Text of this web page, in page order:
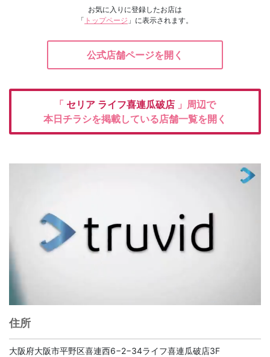
お気に入りに登録したお店は
「 トップページ 」に表示されます。
公式店舗ページを開く
「 セリア ライフ喜連瓜破店 」周辺で
本日チラシを掲載している店舗一覧を開く
住所
大阪府大阪市平野区喜連西6−2−34ライフ喜連瓜破店3F